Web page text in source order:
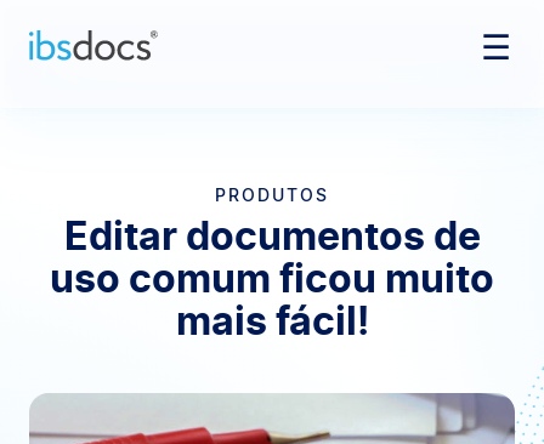
Pular para o conteúdo ☰
PRODUTOS
Editar documentos de
uso comum ficou muito
mais fácil!